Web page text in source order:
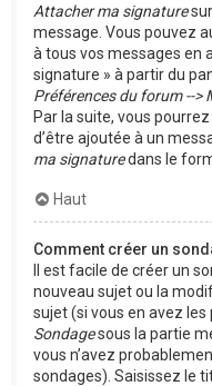
Attacher ma signature
message. Vous pouvez
à tous vos messages en
signature » à partir du
Préférences du forum -->
Par la suite, vous
d’être ajoutée à un
ma signaturedans le
Haut
Comment créer un
Il est facile de créer un
nouveau sujet ou la
sujet (si vous en avez les
Sondagesous la partie
vous n’avez
sondages). Saisissez le